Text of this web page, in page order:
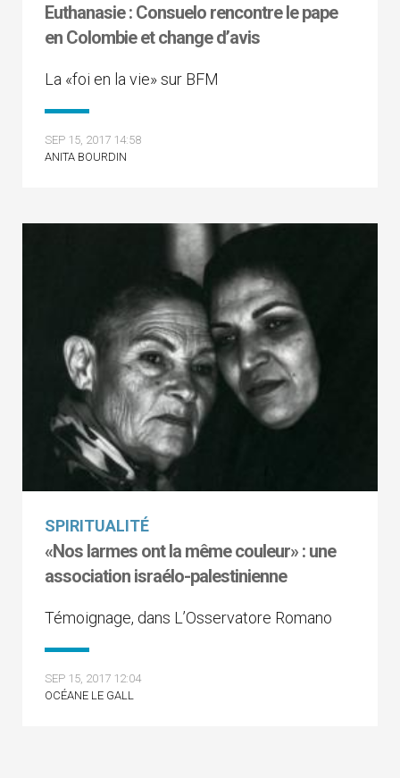
Euthanasie : Consuelo rencontre le pape
en Colombie et change d’avis
La «foi en la vie» sur BFM
SEP 15, 2017 14:58
ANITA BOURDIN
SPIRITUALITÉ
«Nos larmes ont la même couleur» : une
association israélo-palestinienne
Témoignage, dans L’Osservatore Romano
SEP 15, 2017 12:04
OCÉANE LE GALL